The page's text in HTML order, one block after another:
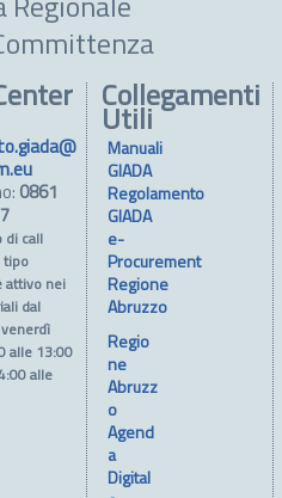
Collegamenti
Utili
Manuali
GIADA
Regolamento
GIADA
e-
Procurement
Regione
Abruzzo
Regio
ne
Abruzz
o
Agend
a
Digital
0861
di call
tipo
attivo nei
dal
alle 13:00
alle